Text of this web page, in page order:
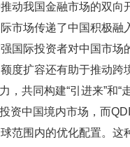
我国金融市场的双向
市场传递了中国积极融
国际投资者对中国市场
度扩容还有助于推动跨
共同构建“引进来”和“
资中国境内市场，而
范围内的优化配置。这